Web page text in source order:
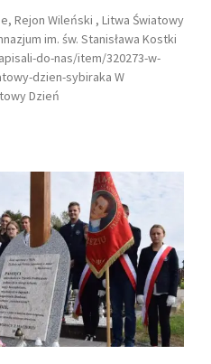
Rejon Wileński , Litwa Światowy
im. św. Stanisława Kostki
do-nas/item/320273-w-
dzien-sybiraka W
Dzień